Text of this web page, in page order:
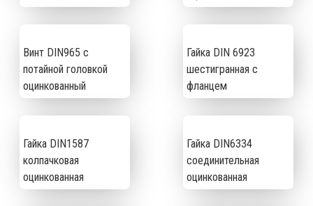
Винт DIN965 с
потайной головкой
оцинкованный
Гайка DIN 6923
шестигранная с
фланцем
Гайка DIN1587
колпачковая
оцинкованная
Гайка DIN6334
соединительная
оцинкованная